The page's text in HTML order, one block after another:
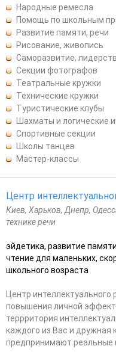
Народные ремесла
Помощь по школьным
Развитие памяти, речи
Рисование, живопись
Саморазвитие,
Секции фотографов
Театральные кружки
Технические кружки
Туристические клубы
Шахматы и логические
Спортивные секции
Школы танцев
Мастер-классы
Центр
Киев, Харьков, Днепр,
технике речи
эйдетика, развитие
чтение для маленьких,
школьного возраста
Центр
повышения личной
террритория
каждого из Вас и дружная
предпринимают реальные